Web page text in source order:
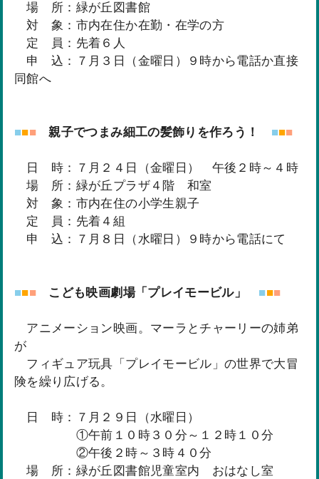
場 所：緑が丘図書館
対 象：市内在住か在勤・在学の方
定 員：先着６人
申 込：７月３日（金曜日）９時から電話か直接
同館へ
■■■親子でつまみ細工の髪飾りを作ろう！ ■■■
日 時：７月２４日（金曜日） 午後２時～４時
場 所：緑が丘プラザ４階 和室
対 象：市内在住の小学生親子
定 員：先着４組
申 込：７月８日（水曜日）９時から電話にて
■■■ こども映画劇場「プレイモービル」 ■■■
アニメーション映画。マーラとチャーリーの姉弟
が
フィギュア玩具「プレイモービル」の世界で大冒
険を繰り広げる。
日 時：７月２９日（水曜日）
①午前１０時３０分～１２時１０分
②午後２時～３時４０分
場 所：緑が丘図書館児童室内 おはなし室